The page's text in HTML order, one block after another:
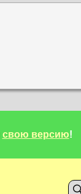
свою версию!